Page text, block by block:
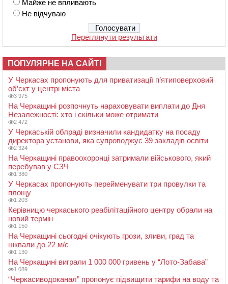
Майже не впливають
Не відчуваю
Переглянути результати
ПОПУЛЯРНЕ НА САЙТІ
У Черкасах пропонують для приватизації п’ятиповерховий
об’єкт у центрі міста
3 975
На Черкащині розпочнуть нараховувати виплати до Дня
Незалежності: хто і скільки може отримати
2 472
У Черкаській облраді визначили кандидатку на посаду
директора установи, яка супроводжує 39 закладів освіти
2 324
На Черкащині правоохоронці затримали військового, який
перебував у СЗЧ
1 380
У Черкасах пропонують перейменувати три провулки та
площу
1 203
Керівницю черкаського реабілітаційного центру обрали на
новий термін
1 150
На Черкащині сьогодні очікують грози, зливи, град та
шквали до 22 м/с
1 130
На Черкащині виграли 1 000 000 гривень у “Лото-Забава”
1 089
“Черкасиводоканал” пропонує підвищити тарифи на воду та